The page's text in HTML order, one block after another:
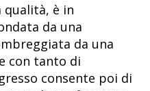
qualità, è in
da una
da una
con tanto di
consente poi di